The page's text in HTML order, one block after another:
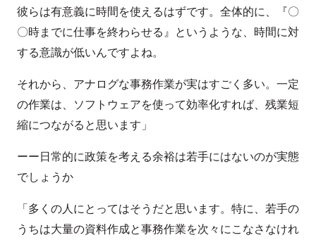
彼らは有意義に時間を使えるはずです。全体的に、『〇
〇時までに仕事を終わらせる』というような、時間に対
する意識が低いんですよね。
それから、アナログな事務作業が実はすごく多い。一定
の作業は、ソフトウェアを使って効率化すれば、残業短
縮につながると思います」
ーー日常的に政策を考える余裕は若手にはないのが実態
でしょうか
「多くの人にとってはそうだと思います。特に、若手の
うちは大量の資料作成と事務作業を次々にこなさなけれ